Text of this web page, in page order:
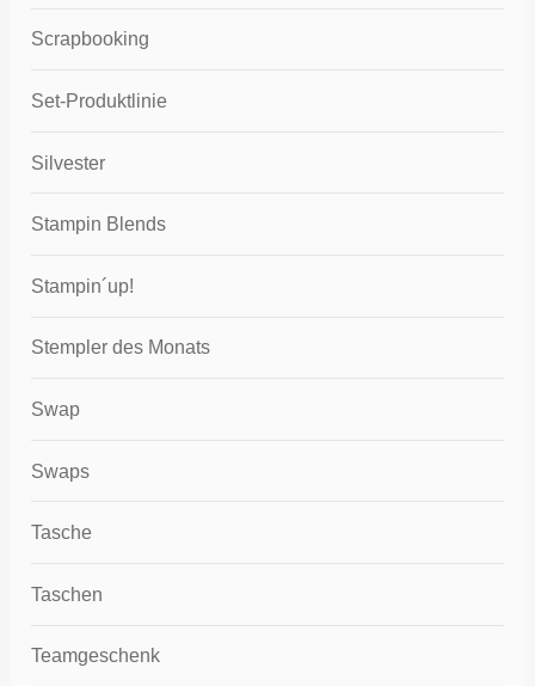
Scrapbooking
Set-Produktlinie
Silvester
Stampin Blends
Stampin´up!
Stempler des Monats
Swap
Swaps
Tasche
Taschen
Teamgeschenk